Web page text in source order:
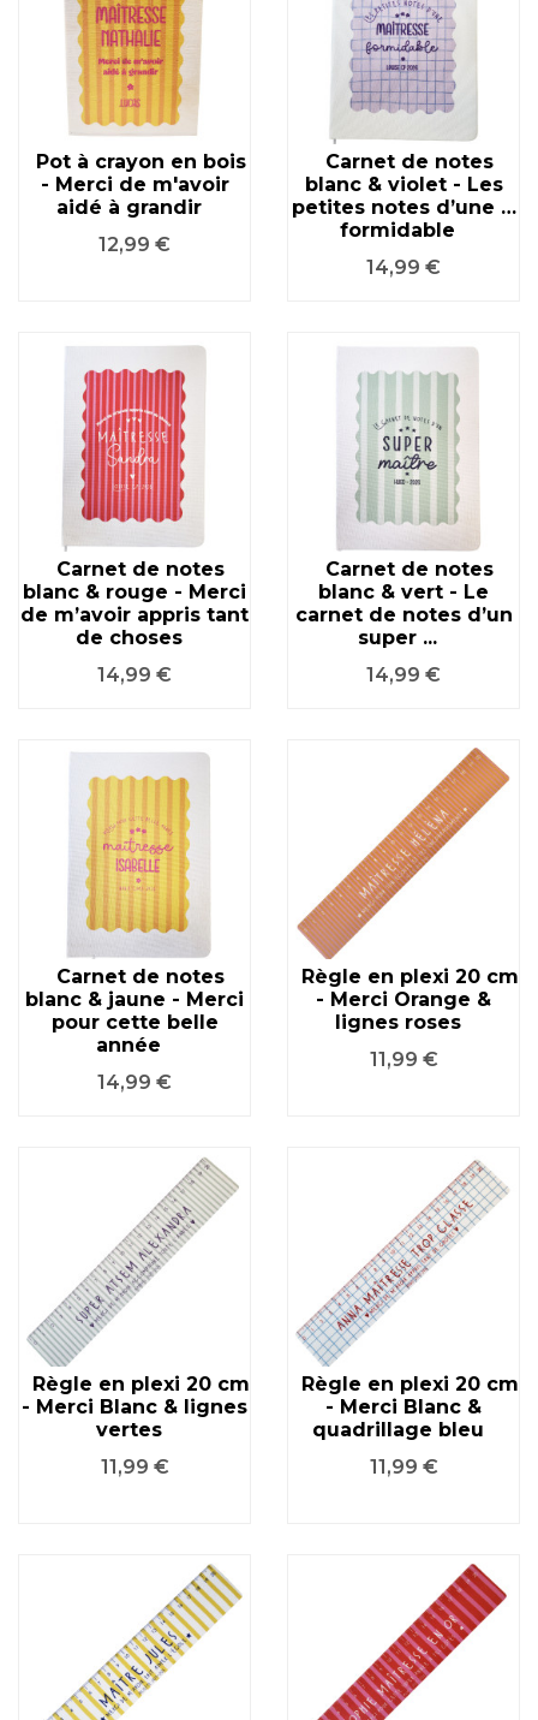
Pot à crayon en bois
- Merci de m'avoir
aidé à grandir
Prix
12,99 €
Carnet de notes
blanc & violet - Les
petites notes d’une …
formidable
Prix
14,99 €
Carnet de notes
blanc & rouge - Merci
de m’avoir appris tant
de choses
Prix
14,99 €
Carnet de notes
blanc & vert - Le
carnet de notes d’un
super ...
Prix
14,99 €
Carnet de notes
blanc & jaune - Merci
pour cette belle
année
Prix
14,99 €
Règle en plexi 20 cm
- Merci Orange &
lignes roses
Prix
11,99 €
Règle en plexi 20 cm
- Merci Blanc & lignes
vertes
Prix
11,99 €
Règle en plexi 20 cm
- Merci Blanc &
quadrillage bleu
Prix
11,99 €